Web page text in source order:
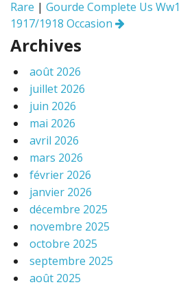
k
des
articles
Rare | Gourde Complete Us
1917/1918 Occasion
Archives
août 2026
juillet 2026
juin 2026
mai 2026
avril 2026
mars 2026
février 2026
janvier 2026
décembre 2025
novembre 2025
octobre 2025
septembre 2025
août 2025